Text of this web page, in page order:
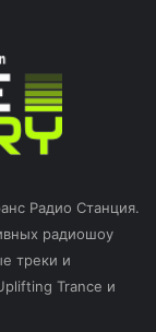
Радио Станция.
радиошоу
треки и
Trance и